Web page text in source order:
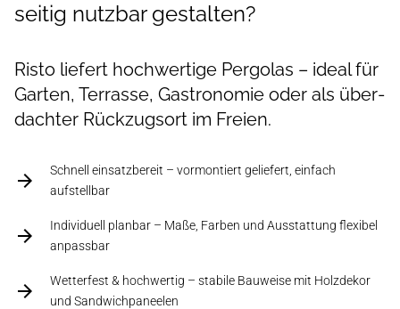
seitig nutz­bar gestalten?
Risto liefert hoch­wertige Pergolas – ideal für
Garten, Terrasse, Gastro­nomie oder als über­
dachter Rückzugs­ort im Freien.
Schnell einsatzbereit – vormontiert geliefert, einfach
aufstellbar
Individuell planbar – Maße, Farben und Ausstattung flexibel
anpassbar
Wetterfest & hochwertig – stabile Bauweise mit Holzdekor
und Sandwichpaneelen